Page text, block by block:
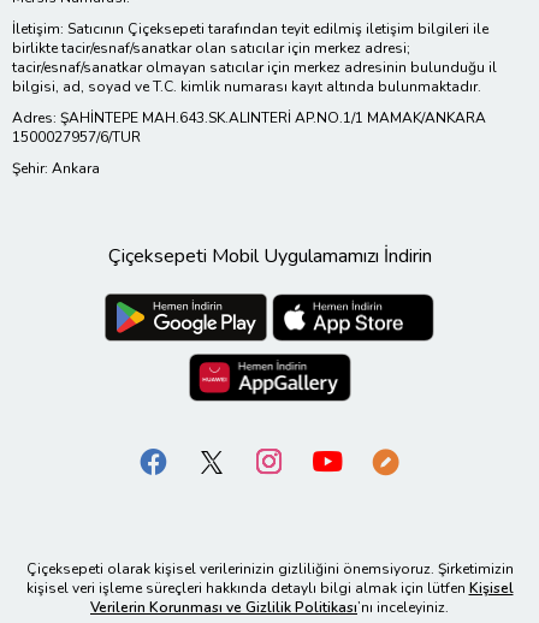
İletişim: Satıcının Çiçeksepeti tarafından teyit edilmiş iletişim bilgileri ile
birlikte tacir/esnaf/sanatkar olan satıcılar için merkez adresi;
tacir/esnaf/sanatkar olmayan satıcılar için merkez adresinin bulunduğu il
bilgisi, ad, soyad ve T.C. kimlik numarası kayıt altında bulunmaktadır.
Adres: ŞAHİNTEPE MAH.643.SK.ALINTERİ AP.NO.1/1 MAMAK/ANKARA
1500027957/6/TUR
Şehir: Ankara
Çiçeksepeti Mobil Uygulamamızı İndirin
Çiçeksepeti olarak kişisel verilerinizin gizliliğini önemsiyoruz. Şirketimizin
kişisel veri işleme süreçleri hakkında detaylı bilgi almak için lütfen Kişisel
Verilerin Korunması ve Gizlilik Politikası’nı inceleyiniz.